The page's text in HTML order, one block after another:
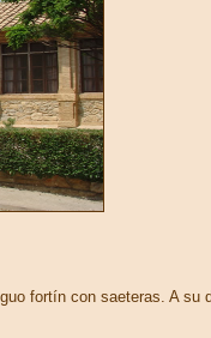
fortín con saeteras. A su